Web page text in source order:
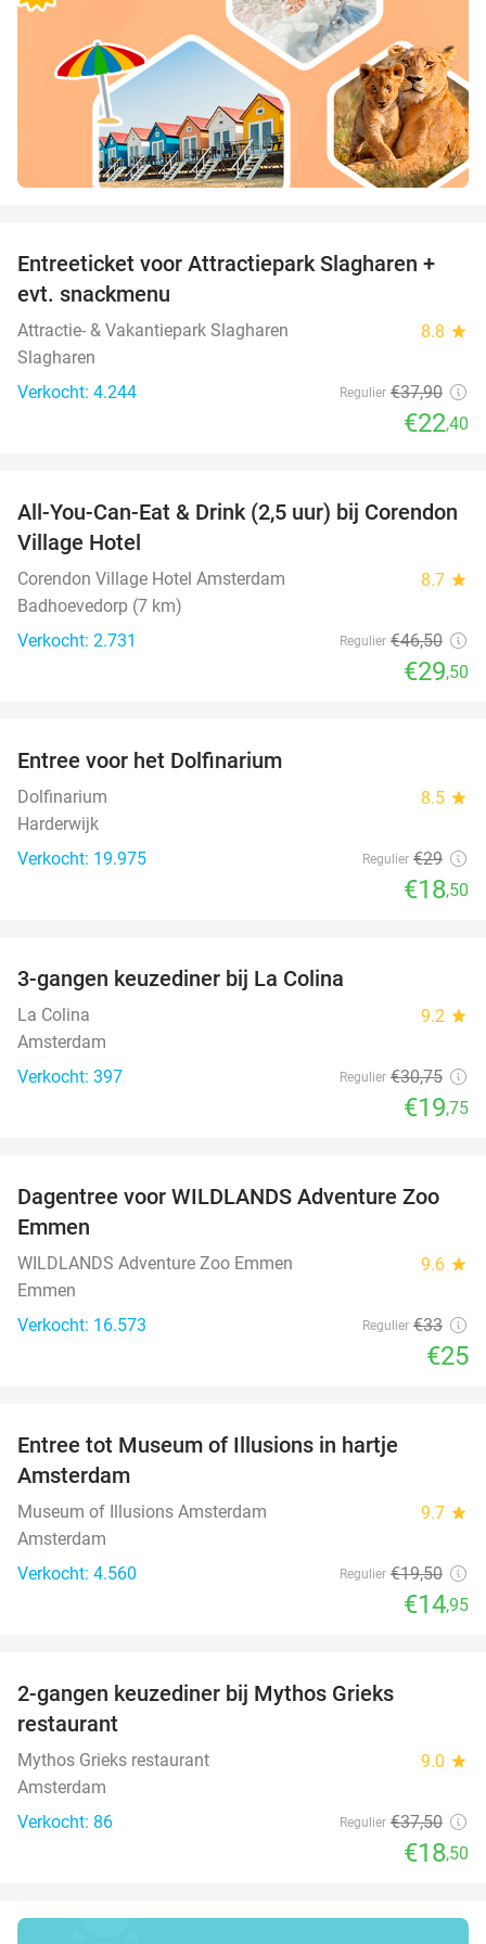
41%
Entreeticket voor Attractiepark Slagharen +
evt. snackmenu
Attractie- & Vakantiepark Slagharen 8.8 star
Slagharen
Verkocht: 4.244
Regulier €37,90
€22,40
37%
All-You-Can-Eat & Drink (2,5 uur) bij Corendon
Village Hotel
Corendon Village Hotel Amsterdam 8.7 star
Badhoevedorp (7 km)
Verkocht: 2.731
Regulier €46,50
€29,50
Entree voor het Dolfinarium
Dolfinarium 8.5 star
Harderwijk
Verkocht: 19.975
Regulier €29
€18,50
3-gangen keuzediner bij La Colina
La Colina 9.2 star
Amsterdam
Verkocht: 397
Regulier €30,75
€19,75
24%
Dagentree voor WILDLANDS Adventure Zoo
Emmen
WILDLANDS Adventure Zoo Emmen 9.6 star
Emmen
Verkocht: 16.573
Regulier €33
€25
Entree tot Museum of Illusions in hartje
Amsterdam
Museum of Illusions Amsterdam 9.7 star
Amsterdam
Verkocht: 4.560
Regulier €19,50
€14,95
2-gangen keuzediner bij Mythos Grieks
restaurant
Mythos Grieks restaurant 9.0 star
Amsterdam
Verkocht: 86
Regulier €37,50
€18,50